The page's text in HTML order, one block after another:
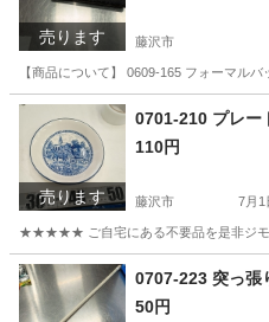
売ります 藤沢市
【商品について】 0609-165 フォーマル
神奈川 藤沢市 リユー
売ります
0701-210 プレー
110円
藤沢市 7月1
★★★★★ ご自宅にある不要品を是非ジモテ
神奈川 藤沢市 現地
0707-223 突っ張
50円